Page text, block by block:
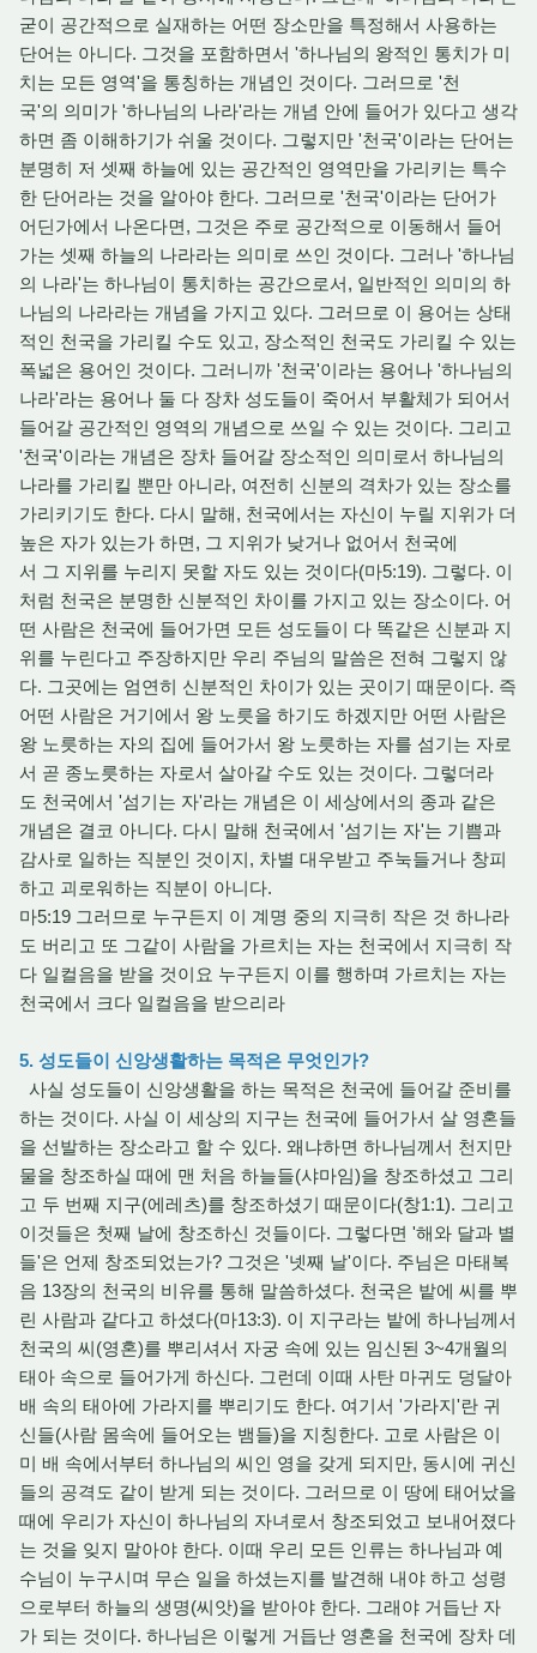
굳이 공간적으로 실재하는 어떤 장소만을 특정해서 사용하는
단어는 아니다. 그것을 포함하면서 '하나님의 왕적인 통치가 미
치는 모든 영역'을 통칭하는 개념인 것이다. 그러므로 '천
국'의 의미가 '하나님의 나라'라는 개념 안에 들어가 있다고 생각
하면 좀 이해하기가 쉬울 것이다. 그렇지만 '천국'이라는 단어는
분명히 저 셋째 하늘에 있는 공간적인 영역만을 가리키는 특수
한 단어라는 것을 알아야 한다. 그러므로 '천국'이라는 단어가
어딘가에서 나온다면, 그것은 주로 공간적으로 이동해서 들어
가는 셋째 하늘의 나라라는 의미로 쓰인 것이다. 그러나 '하나님
의 나라'는 하나님이 통치하는 공간으로서, 일반적인 의미의 하
나님의 나라라는 개념을 가지고 있다. 그러므로 이 용어는 상태
적인 천국을 가리킬 수도 있고, 장소적인 천국도 가리킬 수 있는
폭넓은 용어인 것이다. 그러니까 '천국'이라는 용어나 '하나님의
나라'라는 용어나 둘 다 장차 성도들이 죽어서 부활체가 되어서
들어갈 공간적인 영역의 개념으로 쓰일 수 있는 것이다. 그리고
'천국'이라는 개념은 장차 들어갈 장소적인 의미로서 하나님의
나라를 가리킬 뿐만 아니라, 여전히 신분의 격차가 있는 장소를
가리키기도 한다. 다시 말해, 천국에서는 자신이 누릴 지위가 더
높은 자가 있는가 하면, 그 지위가 낮거나 없어서 천국에
서 그 지위를 누리지 못할 자도 있는 것이다(마5:19). 그렇다. 이
처럼 천국은 분명한 신분적인 차이를 가지고 있는 장소이다. 어
떤 사람은 천국에 들어가면 모든 성도들이 다 똑같은 신분과 지
위를 누린다고 주장하지만 우리 주님의 말씀은 전혀 그렇지 않
다. 그곳에는 엄연히 신분적인 차이가 있는 곳이기 때문이다. 즉
어떤 사람은 거기에서 왕 노릇을 하기도 하겠지만 어떤 사람은
왕 노릇하는 자의 집에 들어가서 왕 노릇하는 자를 섬기는 자로
서 곧 종노릇하는 자로서 살아갈 수도 있는 것이다. 그렇더라
도 천국에서 '섬기는 자'라는 개념은 이 세상에서의 종과 같은
개념은 결코 아니다. 다시 말해 천국에서 '섬기는 자'는 기쁨과
감사로 일하는 직분인 것이지, 차별 대우받고 주눅들거나 창피
하고 괴로워하는 직분이 아니다.
마5:19 그러므로 누구든지 이 계명 중의 지극히 작은 것 하나라
도 버리고 또 그같이 사람을 가르치는 자는 천국에서 지극히 작
다 일컬음을 받을 것이요 누구든지 이를 행하며 가르치는 자는
천국에서 크다 일컬음을 받으리라
5. 성도들이 신앙생활하는 목적은 무엇인가?
사실 성도들이 신앙생활을 하는 목적은 천국에 들어갈 준비를
하는 것이다. 사실 이 세상의 지구는 천국에 들어가서 살 영혼들
을 선발하는 장소라고 할 수 있다. 왜냐하면 하나님께서 천지만
물을 창조하실 때에 맨 처음 하늘들(샤마임)을 창조하셨고 그리
고 두 번째 지구(에레츠)를 창조하셨기 때문이다(창1:1). 그리고
이것들은 첫째 날에 창조하신 것들이다. 그렇다면 '해와 달과 별
들'은 언제 창조되었는가? 그것은 '넷째 날'이다. 주님은 마태복
음 13장의 천국의 비유를 통해 말씀하셨다. 천국은 밭에 씨를 뿌
린 사람과 같다고 하셨다(마13:3). 이 지구라는 밭에 하나님께서
천국의 씨(영혼)를 뿌리셔서 자궁 속에 있는 임신된 3~4개월의
태아 속으로 들어가게 하신다. 그런데 이때 사탄 마귀도 덩달아
배 속의 태아에 가라지를 뿌리기도 한다. 여기서 '가라지'란 귀
신들(사람 몸속에 들어오는 뱀들)을 지칭한다. 고로 사람은 이
미 배 속에서부터 하나님의 씨인 영을 갖게 되지만, 동시에 귀신
들의 공격도 같이 받게 되는 것이다. 그러므로 이 땅에 태어났을
때에 우리가 자신이 하나님의 자녀로서 창조되었고 보내어졌다
는 것을 잊지 말아야 한다. 이때 우리 모든 인류는 하나님과 예
수님이 누구시며 무슨 일을 하셨는지를 발견해 내야 하고 성령
으로부터 하늘의 생명(씨앗)을 받아야 한다. 그래야 거듭난 자
가 되는 것이다. 하나님은 이렇게 거듭난 영혼을 천국에 장차 데